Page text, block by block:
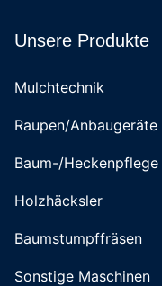
Unsere Produkte
Mulchtechnik
Raupen/Anbaugeräte
Baum-/Heckenpflege
Holzhäcksler
Baumstumpffräsen
Sonstige Maschinen